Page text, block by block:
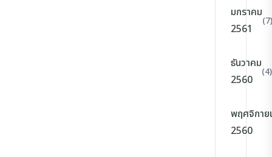
มกราคม
2561
(7)
ธันวาคม
2560
(4)
พฤศจิกาย
2560